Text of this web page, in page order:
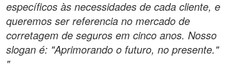
específicos às necessidades de cada cliente, e
queremos ser referencia no mercado de
corretagem de seguros em cinco anos. Nosso
slogan é: "Aprimorando o futuro, no presente."
"